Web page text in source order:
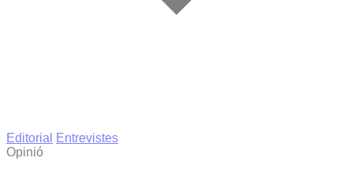
Editorial
Entrevistes
Opinió